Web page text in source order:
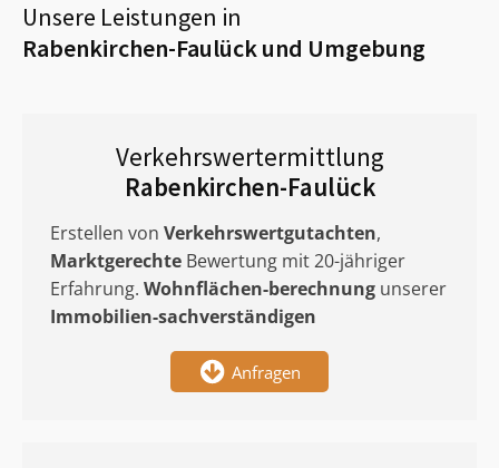
Unsere Leistungen in
Rabenkirchen-Faulückund Umgebung
Verkehrswertermittlung
Rabenkirchen-Faulück
Erstellen von Verkehrswertgutachten,
Marktgerechte Bewertung mit 20-jähriger
Erfahrung. Wohnflächen-berechnung unserer
Immobilien-sachverständigen
Anfragen